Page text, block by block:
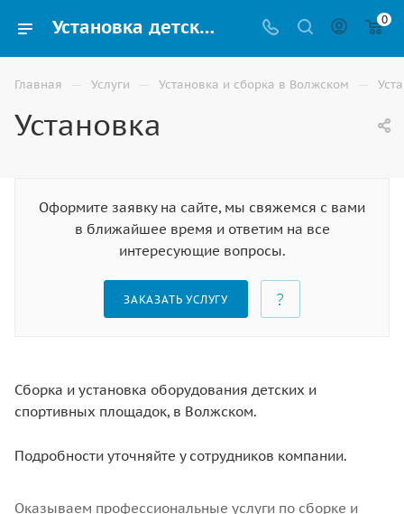
Установка детских и спортивных площадок в Волжском 0
Главная — Услуги — Установка и сборка в Волжском —
Установка
Оформите заявку на сайте, мы свяжемся с вами
в ближайшее время и ответим на все
интересующие вопросы.
ЗАКАЗАТЬ УСЛУГУ
Сборка и установка оборудования детских и
спортивных площадок, в Волжском.
Подробности уточняйте у сотрудников компании.
Оказываем профессиональные услуги по сборке и